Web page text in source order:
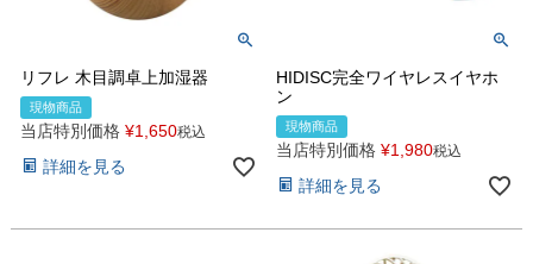
リフレ 木目調卓上加湿器
現物商品
当店特別価格 ¥1,650税込
詳細を見る
HIDISC完全ワイヤレスイヤホ
ン
現物商品
当店特別価格 ¥1,980税込
詳細を見る